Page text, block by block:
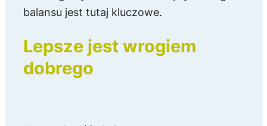
balansu jest tutaj kluczowe.
Lepsze jest wrogiem
dobrego